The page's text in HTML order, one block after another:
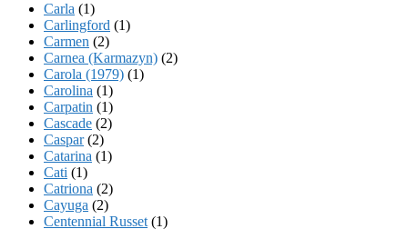
Carla (1)
Carlingford (1)
Carmen (2)
Carnea (Karmazyn) (2)
Carola (1979) (1)
Carolina (1)
Carpatin (1)
Cascade (2)
Caspar(2)
Catarina (1)
Cati (1)
Catriona (2)
Cayuga (2)
Centennial Russet (1)